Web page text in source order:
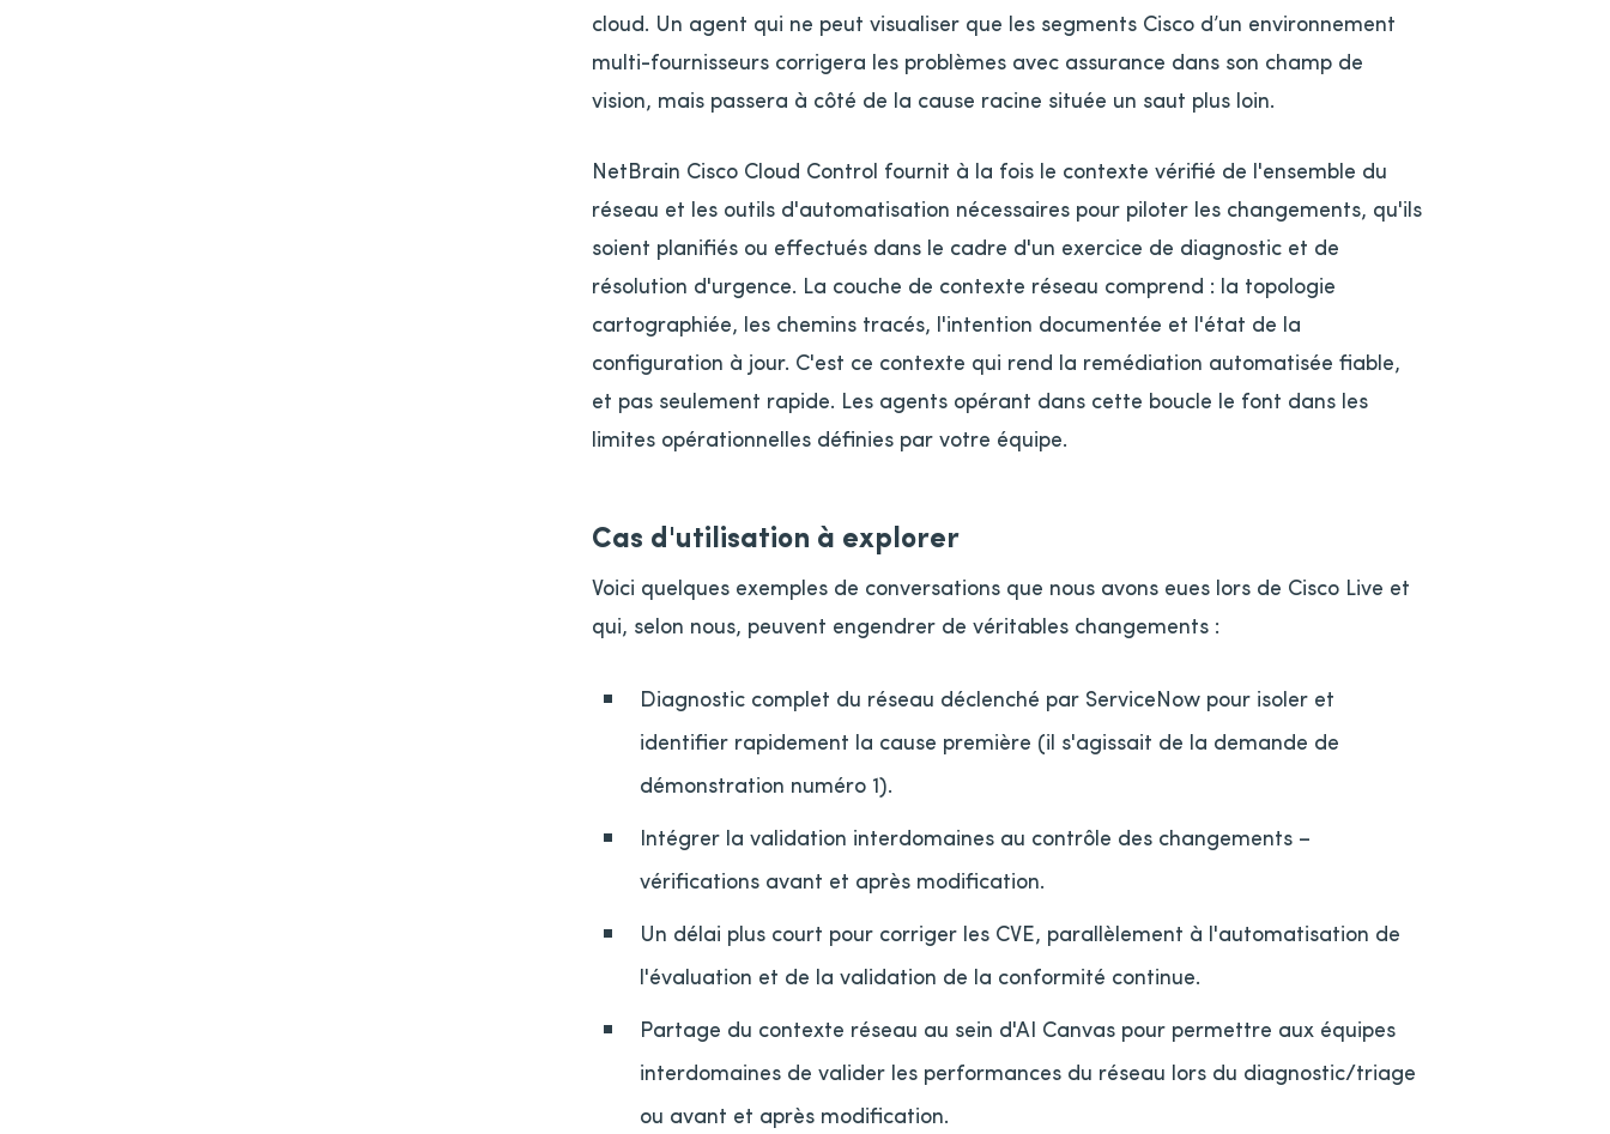
cloud. Un agent qui ne peut visualiser que les segments Cisco d’un environnement
multi-fournisseurs corrigera les problèmes avec assurance dans son champ de
vision, mais passera à côté de la cause racine située un saut plus loin.
NetBrain Cisco Cloud Control fournit à la fois le contexte vérifié de l'ensemble du
réseau et les outils d'automatisation nécessaires pour piloter les changements, qu'ils
soient planifiés ou effectués dans le cadre d'un exercice de diagnostic et de
résolution d'urgence. La couche de contexte réseau comprend : la topologie
cartographiée, les chemins tracés, l'intention documentée et l'état de la
configuration à jour. C'est ce contexte qui rend la remédiation automatisée fiable,
et pas seulement rapide. Les agents opérant dans cette boucle le font dans les
limites opérationnelles définies par votre équipe.
Cas d'utilisation à explorer
Voici quelques exemples de conversations que nous avons eues lors de Cisco Live et
qui, selon nous, peuvent engendrer de véritables changements :
Diagnostic complet du réseau déclenché par ServiceNow pour isoler et
identifier rapidement la cause première (il s'agissait de la demande de
démonstration numéro 1).
Intégrer la validation interdomaines au contrôle des changements –
vérifications avant et après modification.
Un délai plus court pour corriger les CVE, parallèlement à l'automatisation de
l'évaluation et de la validation de la conformité continue.
Partage du contexte réseau au sein d'AI Canvas pour permettre aux équipes
interdomaines de valider les performances du réseau lors du diagnostic/triage
ou avant et après modification.